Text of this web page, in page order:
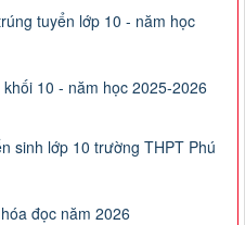
tuyển lớp 10 - năm học
10 - năm học 2025-2026
sinh lớp 10 trường THPT Phú
đọc năm 2026